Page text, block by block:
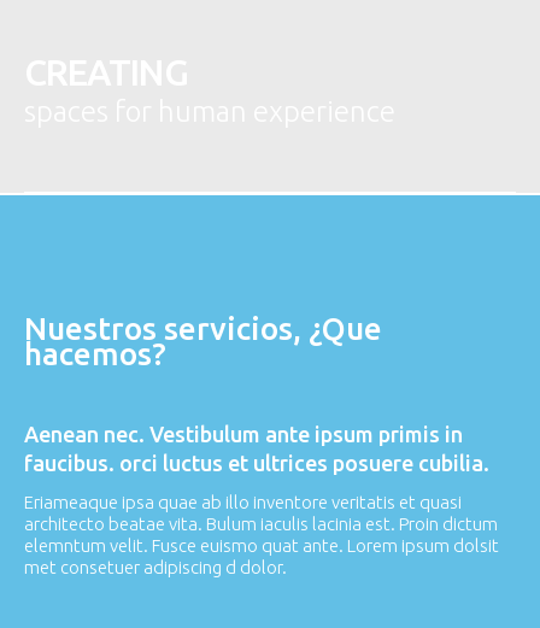
Nuestros servicios, ¿Que
hacemos?
Aenean nec. Vestibulum ante ipsum primis in
faucibus. orci luctus et ultrices posuere cubilia.
Eriameaque ipsa quae ab illo inventore veritatis et quasi
architecto beatae vita. Bulum iaculis lacinia est. Proin dictum
elemntum velit. Fusce euismo quat ante. Lorem ipsum dolsit
met consetuer adipiscing d dolor.